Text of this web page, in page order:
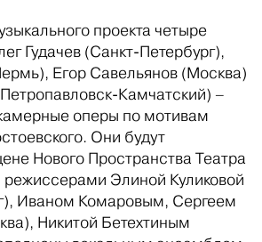
проекта четыре
Гудачев (Санкт-Петербург),
Егор Савельянов (Москва)
Камчатский) –
оперы по мотивам
Они будут
Нового Пространства Театра
Элиной Куликовой
Иваном Комаровым, Сергеем
Никитой Бетехтиным